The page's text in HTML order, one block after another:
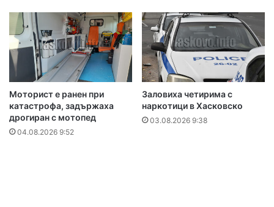
Моторист е ранен при
катастрофа, задържаха
дрогиран с мотопед
04.08.2026 9:52
Заловиха четирима с
наркотици в Хасковско
03.08.2026 9:38